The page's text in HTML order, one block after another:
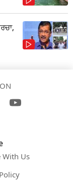
With Us